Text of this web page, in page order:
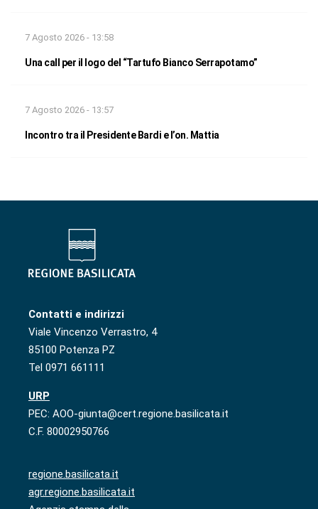
7 Agosto 2026 - 13:58
Una call per il logo del “Tartufo Bianco Serrapotamo”
7 Agosto 2026 - 13:57
Incontro tra il Presidente Bardi e l’on. Mattia
Contatti e indirizzi
Viale Vincenzo Verrastro, 4
85100 Potenza PZ
Tel 0971 661111
URP
PEC: AOO-giunta@cert.regione.basilicata.it
C.F. 80002950766
regione.basilicata.it
agr.regione.basilicata.it